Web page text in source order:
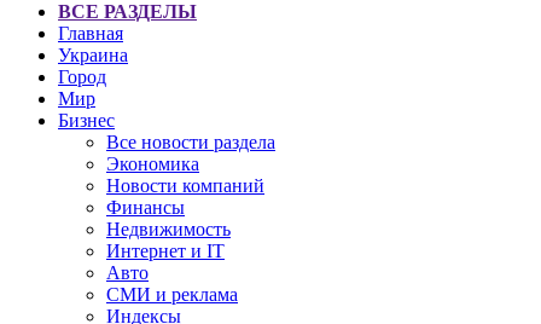
ВСЕ РАЗДЕЛЫ
Главная
Украина
Город
Мир
Бизнес
Все новости раздела
Экономика
Новости компаний
Финансы
Недвижимость
Интернет и IT
Авто
СМИ и реклама
Индексы